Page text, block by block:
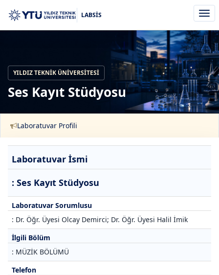
aç/
LABSİS
YILDIZ TEKNIK ÜNIVERSITESI
Ses Kayıt Stüdyosu
Laboratuvar Profili
Laboratuvar İsmi
: Ses Kayıt Stüdyosu
Laboratuvar Sorumlusu
: Dr. Öğr. Üyesi Olcay Demirci; Dr. Öğr. Üyesi Halil İmik
İlgili Bölüm
: MÜZİK BÖLÜMÜ
Telefon